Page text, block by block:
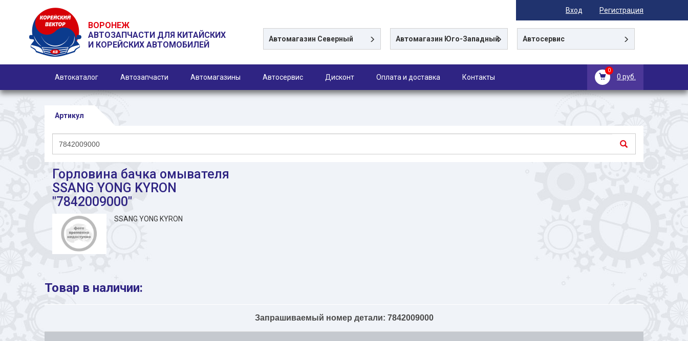
Вход Регистрация
ВОРОНЕЖ
АВТОЗАПЧАСТИ ДЛЯ КИТАЙСКИХ
И КОРЕЙСКИХ АВТОМОБИЛЕЙ
Автомагазин Северный Автомагазин Юго-Западный Автосервис
0
0 руб.
Автокаталог Автозапчасти Автомагазины Автосервис Дисконт Оплата и доставка Контакты
Артикул
Горловина бачка омывателя
SSANG YONG KYRON
"7842009000"
SSANG YONG KYRON
Товар в наличии:
Запрашиваемый номер детали: 7842009000